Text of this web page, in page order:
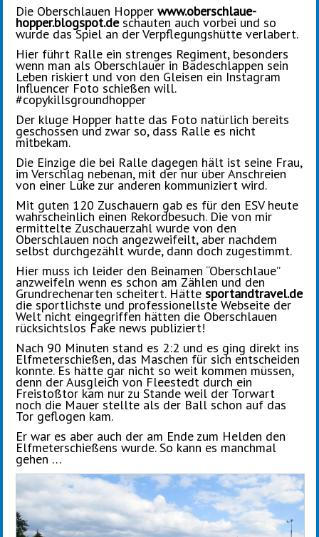
Die Oberschlauen Hopperwww.oberschlaue-
hopper.blogspot.deschauten auch vorbei und so
wurde das Spiel an der Verpflegungshütte verlabert.
Hier führt Ralle ein strenges Regiment, besonders
wenn man als Oberschlauer in Badeschlappen sein
Leben riskiert und von den Gleisen ein Instagram
Influencer Foto schießen will.
#copykillsgroundhopper
Der kluge Hopper hatte das Foto natürlich bereits
geschossen und zwar so, dass Ralle es nicht
mitbekam.
Die Einzige die bei Ralle dagegen hält ist seine Frau,
im Verschlag nebenan, mit der nur über Anschreien
von einer Luke zur anderen kommuniziert wird.
Mit guten 120 Zuschauern gab es für den ESV heute
wahrscheinlich einen Rekordbesuch. Die von mir
ermittelte Zuschauerzahl wurde von den
Oberschlauen noch angezweifeilt, aber nachdem
selbst durchgezählt wurde, dann doch zugestimmt.
Hier muss ich leider den Beinamen “Oberschlaue”
anzweifeln wenn es schon am Zählen und den
Grundrechenarten scheitert. Hättesportandtravel.de
die sportlichste und professionellste Webseite der
Welt nicht eingegriffen hätten die Oberschlauen
rücksichtslos Fake news publiziert!
Nach 90 Minuten stand es 2:2 und es ging direkt ins
Elfmeterschießen, das Maschen für sich entscheiden
konnte. Es hätte gar nicht so weit kommen müssen,
denn der Ausgleich von Fleestedt durch ein
Freistoßtor kam nur zu Stande weil der Torwart
noch die Mauer stellte als der Ball schon auf das
Tor geflogen kam.
Er war es aber auch der am Ende zum Helden den
Elfmeterschießens wurde. So kann es manchmal
gehen …